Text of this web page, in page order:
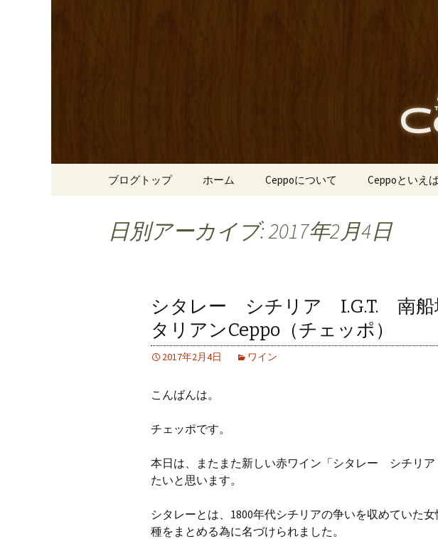
南船場・心斎橋
「Ceppo（チェ
リーブ牛のステーキのほか、バルメニュ
コンテンツへ移動
ブログトップ ホーム Ceppoについて Ceppoといえ
日別アーカイブ: 2017年2月4日
シタレー シチリア I.G.T. 南船
タリアンCeppo（チェッポ）
2017年2月4日 ワイン
こんばんは。
チェッポです。
本日は、またまた新しい赤ワイン「シタレー シチリア
たいと思います。
シタレーとは、1800年代シチリアの争いを収めていた
種をまとめる為に名づけられました。